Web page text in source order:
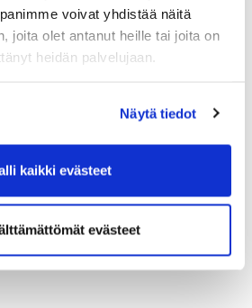
voivat yhdistää näitä
joita olet antanut heille tai joita on
heidän palvelujaan.
Näytä tiedot
kaikki evästeet
evästeet